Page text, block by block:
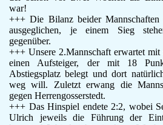
war!
+++ Die Bilanz beider
ausgeglichen, je einem Sieg
gegenüber.
+++ Unsere 2.Mannschaft erwartet
einen Aufsteiger, der mit 18
Abstiegsplatz belegt und dort
weg will. Zuletzt erwang die
gegen Herrengosserstedt.
+++ Das Hinspiel endete 2:2, wobei
Ulrich jeweils die Führung der